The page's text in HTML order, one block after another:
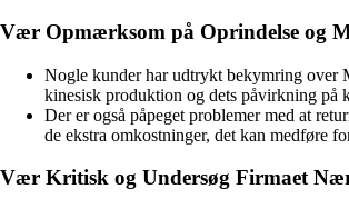
Vær Opmærksom på Oprindelse og
Nogle kunder har udtrykt bekymring over
kinesisk produktion og dets påvirkning på
Der er også påpeget problemer med at
de ekstra omkostninger, det kan medføre
Vær Kritisk og Undersøg Firmaet